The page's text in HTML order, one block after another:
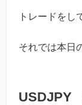
トレードをし
それでは本日
USDJPY